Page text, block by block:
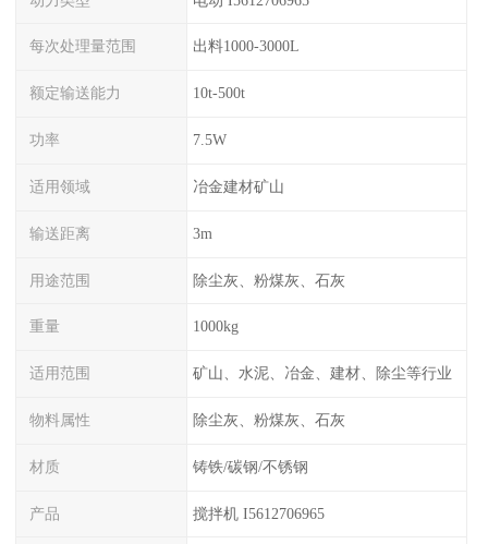
每次处理量范围 出料1000-3000L
额定输送能力 10t-500t
功率 7.5W
适用领域 冶金建材矿山
输送距离 3m
用途范围 除尘灰、粉煤灰、石灰
重量 1000kg
适用范围 矿山、水泥、冶金、建材、除尘等行业
物料属性 除尘灰、粉煤灰、石灰
材质 铸铁/碳钢/不锈钢
产品 搅拌机 I5612706965